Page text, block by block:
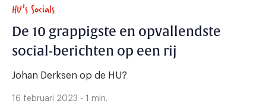
HU's Socials
De 10 grappigste en opvallendste
social-berichten op een rij
Johan Derksen op de HU?
16 februari 2023 - 1 min.